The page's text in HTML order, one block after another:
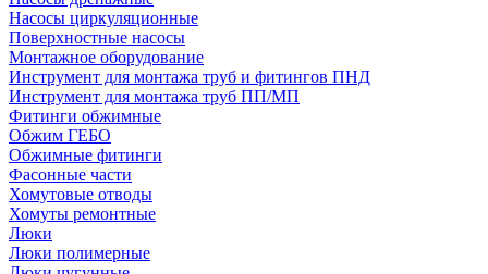
Насосы циркуляционные
Поверхностные насосы
Монтажное оборудование
Инструмент для монтажа труб и фитингов ПНД
Инструмент для монтажа труб ПП/МП
Фитинги обжимные
Обжим ГЕБО
Обжимные фитинги
Фасонные части
Хомутовые отводы
Хомуты ремонтные
Люки
Люки полимерные